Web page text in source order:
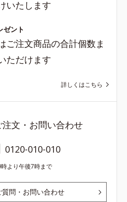
いたします
ゼント
ご注文商品の合計個数ま
ただけます
詳しくはこちら
文・お問い合わせ
0120-010-010
より午後7時まで
質問・お問い合わせ